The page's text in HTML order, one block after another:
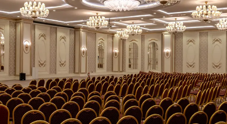
СПА И
ДЕТСКИЙ
ВСТРЕЧИ И
КОНТАКТЫ
ADALYA HOTELS
Adalya Bliss
Adalya Elite Lara
Adalya Ocean Deluxe
Adalya Art Side